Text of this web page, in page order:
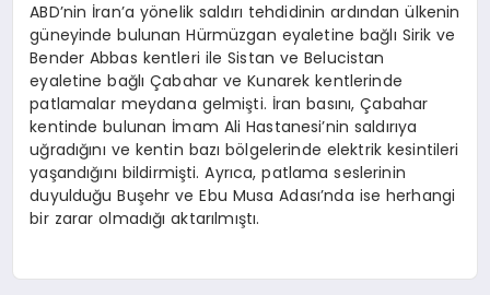
ABD’nin İran’a yönelik saldırı tehdidinin ardından ülkenin
güneyinde bulunan Hürmüzgan eyaletine bağlı Sirik ve
Bender Abbas kentleri ile Sistan ve Belucistan
eyaletine bağlı Çabahar ve Kunarek kentlerinde
patlamalar meydana gelmişti. İran basını, Çabahar
kentinde bulunan İmam Ali Hastanesi’nin saldırıya
uğradığını ve kentin bazı bölgelerinde elektrik kesintileri
yaşandığını bildirmişti. Ayrıca, patlama seslerinin
duyulduğu Buşehr ve Ebu Musa Adası’nda ise herhangi
bir zarar olmadığı aktarılmıştı.